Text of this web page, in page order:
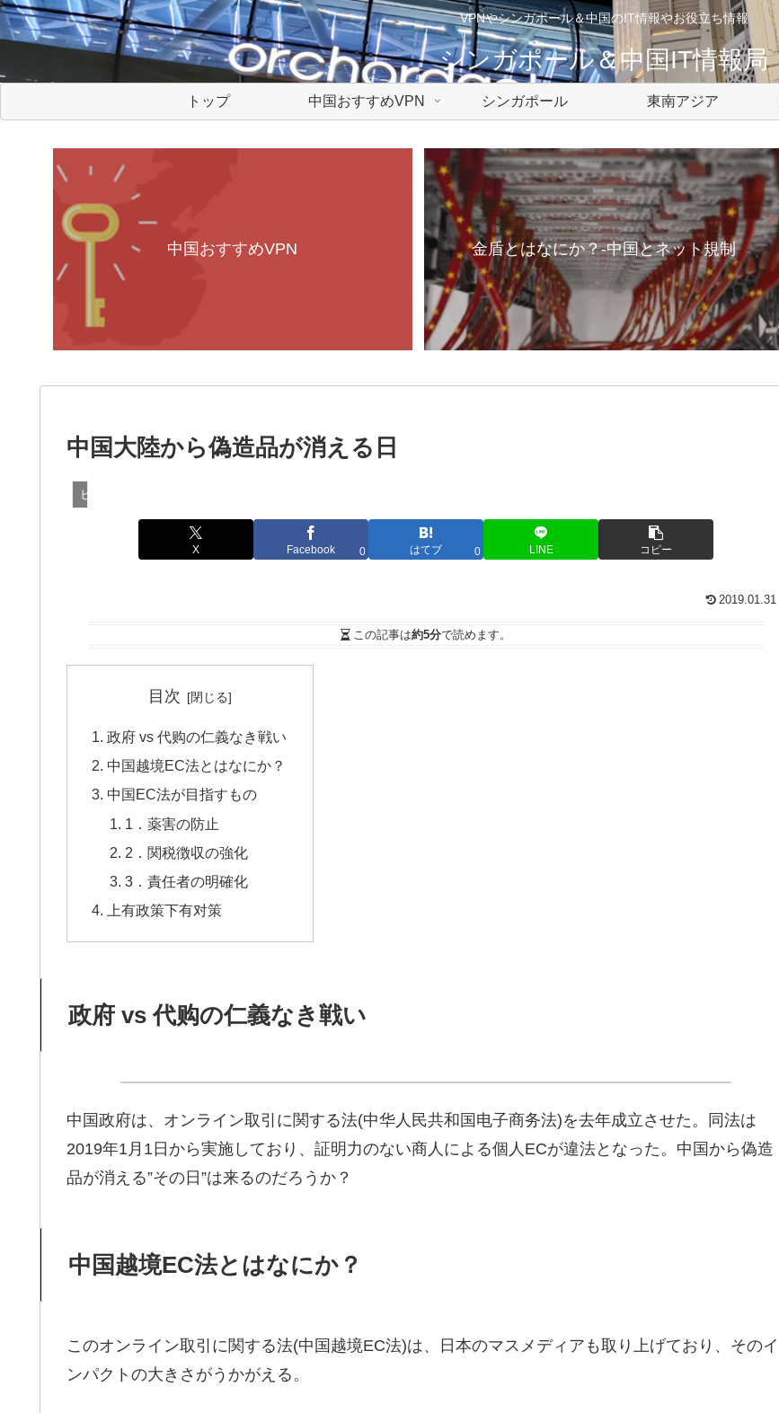
VPNやシンガポール＆中国のIT情報やお役立ち情報
シンガポール＆中国IT情報局
トップ 中国おすすめVPN シンガポール 東南アジア
中国おすすめVPN 金盾とはなにか？-中国とネット規制
中国大陸から偽造品が消える日
ビジネス
X Facebook 0 はてブ 0 LINE コピー
2019.01.31
この記事は約5分で読めます。
目次
政府 vs 代购の仁義なき戦い
中国越境EC法とはなにか？
中国EC法が目指すもの
1．薬害の防止
2．関税徴収の強化
3．責任者の明確化
上有政策下有对策
政府 vs 代购の仁義なき戦い
中国政府は、オンライン取引に関する法(中华人民共和国电子商务法)を去年成立させた。同法は
2019年1月1日から実施しており、証明力のない商人による個人ECが違法となった。中国から偽造
品が消える”その日”は来るのだろうか？
中国越境EC法とはなにか？
このオンライン取引に関する法(中国越境EC法)は、日本のマスメディアも取り上げており、そのイ
ンパクトの大きさがうかがえる。